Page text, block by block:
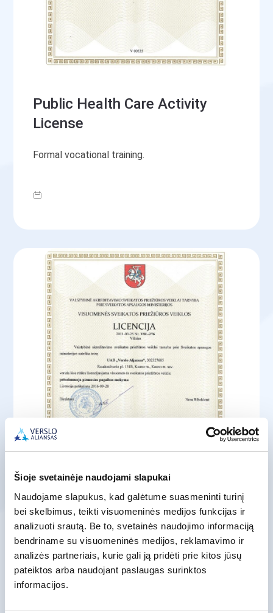
Šioje svetainėje naudojami slapukai
Naudojame slapukus, kad galėtume suasmeninti turinį
bei skelbimus, teikti visuomeninės medijos funkcijas ir
analizuoti srautą. Be to, svetainės naudojimo informaciją
bendriname su visuomeninės medijos, reklamavimo ir
analizės partneriais, kurie gali ją pridėti prie kitos jūsų
pateiktos arba naudojant paslaugas surinktos
informacijos.
Public Health Care Activity
License
Formal vocational training.
Conduct Formal Professional
Education